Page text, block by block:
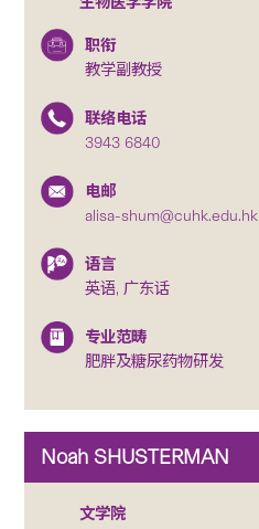
职衔
教学副教授
联络电话
3943 6840
电邮
alisa-shum@cuhk.edu.hk
语言
英语, 广东话
专业范畴
肥胖及糖尿药物研发
Noah SHUSTERMAN
文学院